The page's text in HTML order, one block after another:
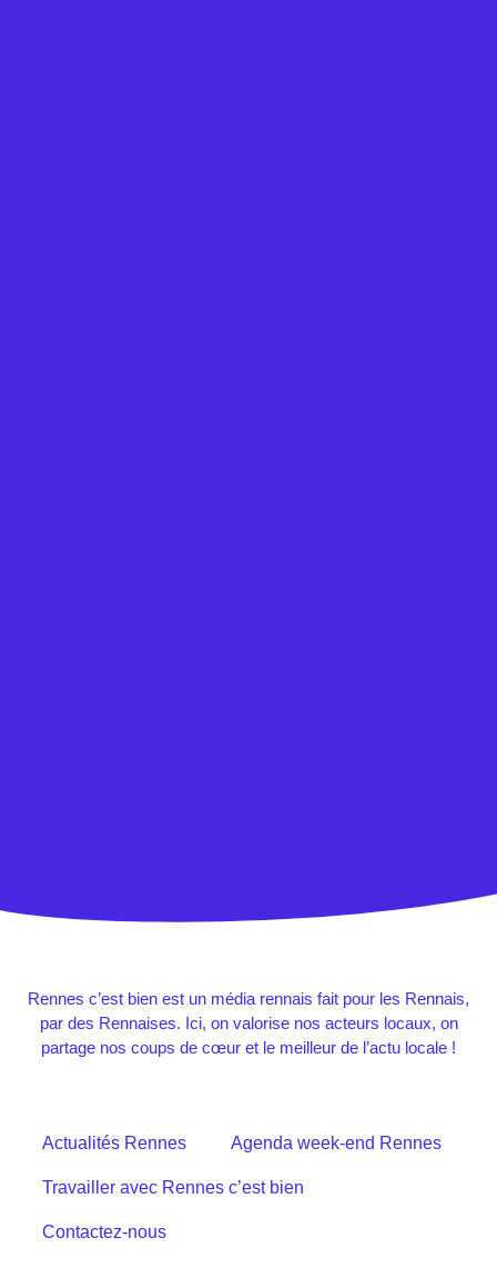
Rennes c’est bien est un média rennais fait pour les Rennais,
par des Rennaises. Ici, on valorise nos acteurs locaux, on
partage nos coups de cœur et le meilleur de l’actu locale !
Actualités Rennes Agenda week-end Rennes
Travailler avec Rennes c’est bien
Contactez-nous